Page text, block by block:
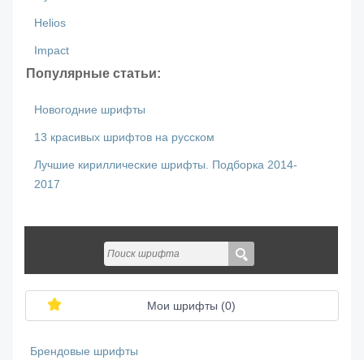
Helios
Impact
Популярные статьи:
Новогодние шрифты
13 красивых шрифтов на русском
Лучшие кириллические шрифты. Подборка 2014-
2017
Мои шрифты (0)
Брендовые шрифты